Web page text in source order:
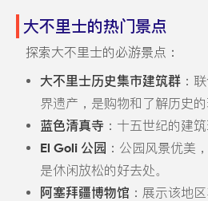
大不里士的热门景点
探索大不里士的必游景点：
大不里士历史集市建筑群：
界遗产，是购物和了解历史的
蓝色清真寺：十五世纪的建筑
El Goli 公园 ：公园风景优美
是休闲放松的好去处。
阿塞拜疆博物馆 ：展示该地